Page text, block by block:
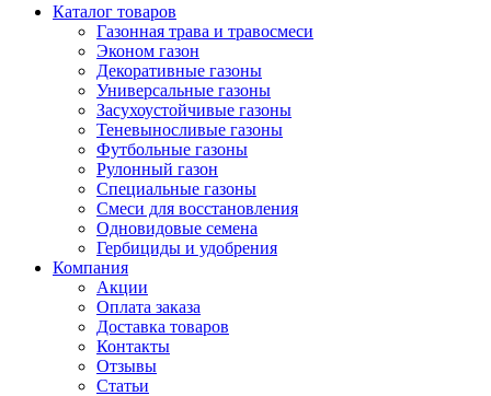
Каталог товаров
Газонная трава и травосмеси
Эконом газон
Декоративные газоны
Универсальные газоны
Засухоустойчивые газоны
Теневыносливые газоны
Футбольные газоны
Рулонный газон
Специальные газоны
Смеси для восстановления
Одновидовые семена
Гербициды и удобрения
Компания
Акции
Оплата заказа
Доставка товаров
Контакты
Отзывы
Статьи